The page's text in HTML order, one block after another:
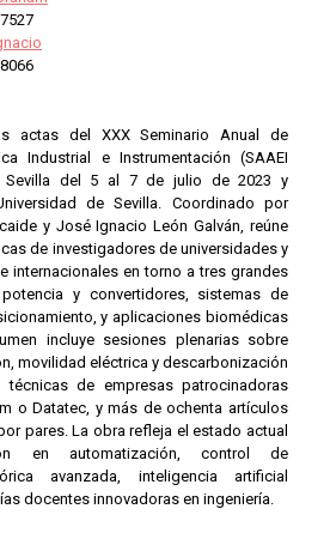
actas del XXX Seminario Anual de
Industrial e Instrumentación (SAAEI
Sevilla del 5 al 7 de julio de 2023 y
de Sevilla. Coordinado por
y José Ignacio León Galván, reúne
de investigadores de universidades y
internacionales en torno a tres grandes
y convertidores, sistemas de
y aplicaciones biomédicas
incluye sesiones plenarias sobre
movilidad eléctrica y descarbonización
técnicas de empresas patrocinadoras
o Datatec, y más de ochenta artículos
pares. La obra refleja el estado actual
en automatización, control de
avanzada, inteligencia artificial
docentes innovadoras en ingeniería.